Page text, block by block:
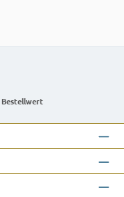
Bestellwert